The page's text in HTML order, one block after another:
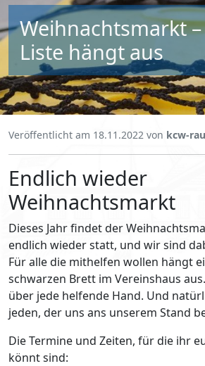
Weihnachtsmarkt
Liste hängt aus
Veröffentlicht am 18.11.2022 von kcw-
Endlich wieder
Weihnachtsmarkt
Dieses Jahr findet der
endlich wieder statt, und wir sind
Für alle die mithelfen wollen hängt
schwarzen Brett im Vereinshaus
über jede helfende Hand. Und
jeden, der uns ans unserem Stand
Die Termine und Zeiten, für die ihr
könnt sind: